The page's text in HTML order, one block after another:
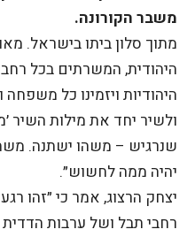
משבר הקורונה.
מתוך סלון ביתו בישראל.
היהודית, המשרתים בכל
היהודיות ויזמינו כל
ולשיר יחד את מילות השיר
שנרגיש – משהו ישתנה.
יהיה ממה לחשוש״.
יצחק הרצוג, אמר כי ״זהו
רחבי תבל ושל ערבות הדדית